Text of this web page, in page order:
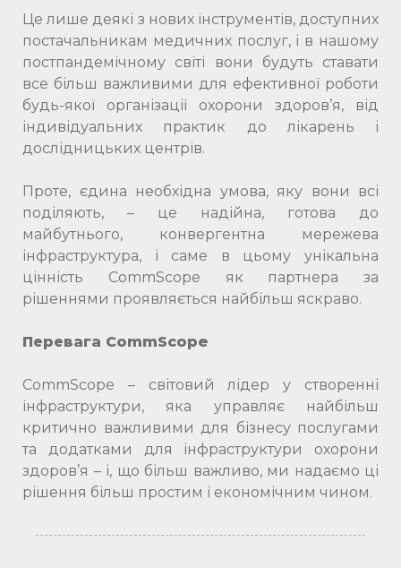
Це лише деякі з нових інструментів, доступних
постачальникам медичних послуг, і в нашому
постпандемічному світі вони будуть ставати
все більш важливими для ефективної роботи
будь-якої організації охорони здоров’я, від
індивідуальних практик до лікарень і
дослідницьких центрів.
Проте, єдина необхідна умова, яку вони всі
поділяють, – це надійна, готова до
майбутнього, конвергентна мережева
інфраструктура, і саме в цьому унікальна
цінність CommScope як партнера за
рішеннями проявляється найбільш яскраво.
Перевага CommScope
CommScope – світовий лідер у створенні
інфраструктури, яка управляє найбільш
критично важливими для бізнесу послугами
та додатками для інфраструктури охорони
здоров’я – і, що більш важливо, ми надаємо ці
рішення більш простим і економічним чином.